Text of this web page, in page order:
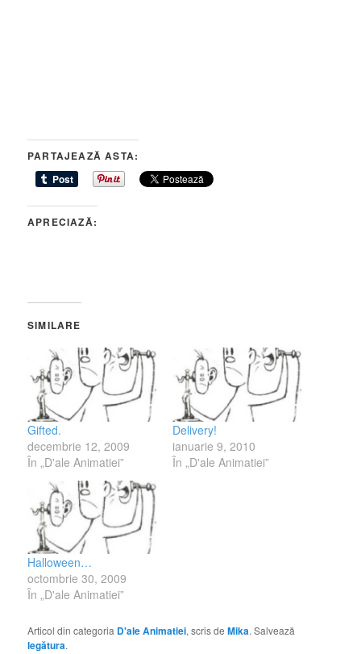
PARTAJEAZĂ ASTA:
APRECIAZĂ:
SIMILARE
Gifted.
decembrie 12, 2009
În „D'ale Animatiei”
Delivery!
ianuarie 9, 2010
În „D'ale Animatiei”
Halloween…
octombrie 30, 2009
În „D'ale Animatiei”
Articol din categoria D'ale Animatiei, scris deMika. Salvează
legătura.